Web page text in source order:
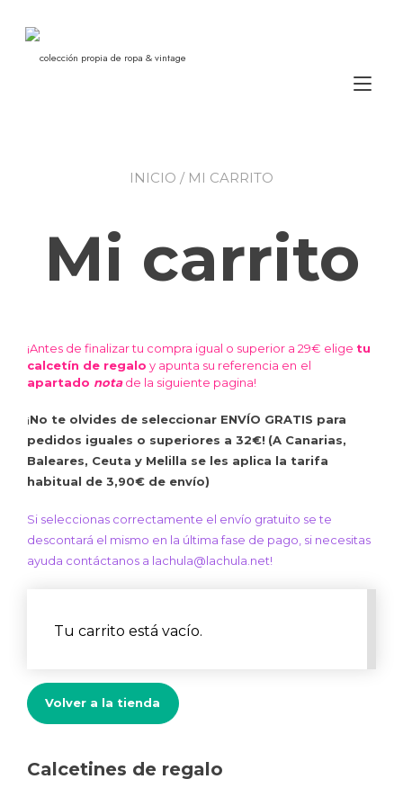
contenido
colección propia de ropa & vintage
INICIO / MI CARRITO
Mi carrito
¡Antes de finalizar tu compra igual o superior a 29€ elige tu
calcetín de regalo y apunta su referencia en el
apartado notade la siguiente pagina!
¡No te olvides de seleccionar ENVÍO GRATIS para
pedidos iguales o superiores a 32€! (A Canarias,
Baleares, Ceuta y Melilla se les aplica la tarifa
habitual de 3,90€ de envío)
Si seleccionas correctamente el envío gratuito se te
descontará el mismo en la última fase de pago, si necesitas
ayuda contáctanos a lachula@lachula.net!
Tu carrito está vacío.
Volver a la tienda
Calcetines de regalo